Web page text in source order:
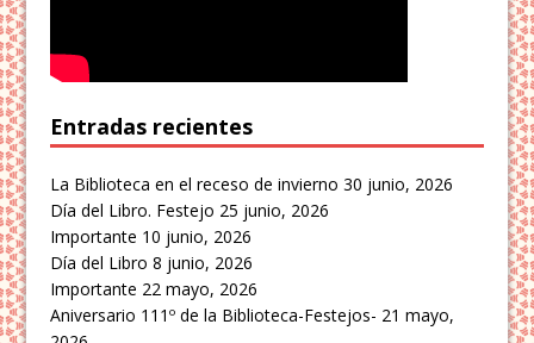
Entradas recientes
La Biblioteca en el receso de invierno 30 junio, 2026
Día del Libro. Festejo 25 junio, 2026
Importante 10 junio, 2026
Día del Libro 8 junio, 2026
Importante 22 mayo, 2026
Aniversario 111º de la Biblioteca-Festejos- 21 mayo,